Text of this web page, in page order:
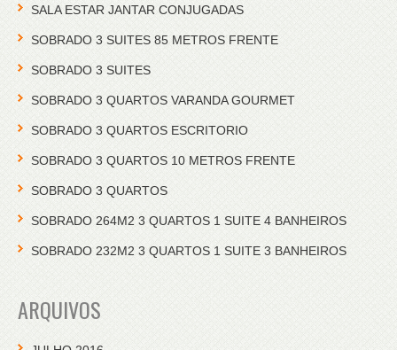
SALA ESTAR JANTAR CONJUGADAS
SOBRADO 3 SUITES 85 METROS FRENTE
SOBRADO 3 SUITES
SOBRADO 3 QUARTOS VARANDA GOURMET
SOBRADO 3 QUARTOS ESCRITORIO
SOBRADO 3 QUARTOS 10 METROS FRENTE
SOBRADO 3 QUARTOS
SOBRADO 264M2 3 QUARTOS 1 SUITE 4 BANHEIROS
SOBRADO 232M2 3 QUARTOS 1 SUITE 3 BANHEIROS
ARQUIVOS